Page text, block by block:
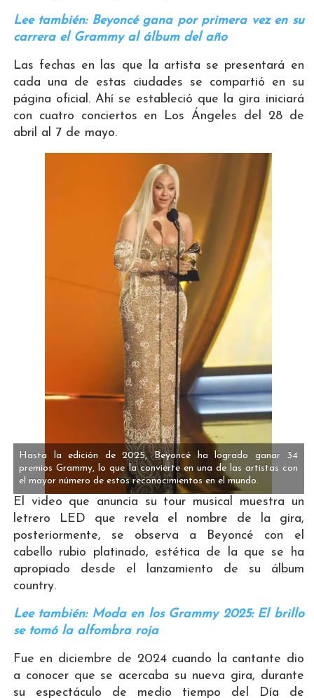
Lee también: Beyoncé gana por primera vez en su
carrera el Grammy al álbum del año
Las fechas en las que la artista se presentará en
cada una de estas ciudades se compartió en su
página oficial. Ahí se estableció que la gira iniciará
con cuatro conciertos en Los Ángeles del 28 de
abril al 7 de mayo.
Hasta la edición de 2025, Beyoncé ha logrado ganar 34
premios Grammy, lo que la convierte en una de las artistas con
el mayor número de estos reconocimientos en el mundo.
El video que anuncia su tour musical muestra un
letrero LED que revela el nombre de la gira,
posteriormente, se observa a Beyoncé con el
cabello rubio platinado, estética de la que se ha
apropiado desde el lanzamiento de su álbum
country.
Lee también: Moda en los Grammy 2025: El brillo
se tomó la alfombra roja
Fue en diciembre de 2024 cuando la cantante dio
a conocer que se acercaba su nueva gira, durante
su espectáculo de medio tiempo del Día de